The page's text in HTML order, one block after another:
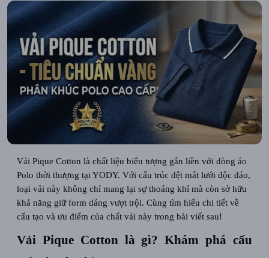
Vải Pique Cotton là chất liệu biểu tượng gắn liền với dòng áo
Polo thời thượng tại YODY. Với cấu trúc dệt mắt lưới độc đáo,
loại vải này không chỉ mang lại sự thoáng khí mà còn sở hữu
khả năng giữ form dáng vượt trội. Cùng tìm hiểu chi tiết về
cấu tạo và ưu điểm của chất vải này trong bài viết sau!
Vải Pique Cotton là gì? Khám phá cấu